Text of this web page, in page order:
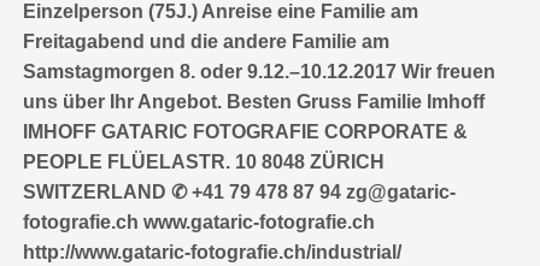
E-Mail-Adresse (wird nicht veröffentlicht)
Hiermit akzeptiere ich dieAGB.
Einzelperson (75J.) Anreise eine Familie am
Freitagabend und die andere Familie am
Samstagmorgen 8. oder 9.12.–10.12.2017 Wir freuen
uns über Ihr Angebot. Besten Gruss Familie Imhoff
IMHOFF GATARIC FOTOGRAFIE CORPORATE &
PEOPLE FLÜELASTR. 10 8048 ZÜRICH
SWITZERLAND ✆ +41 79 478 87 94 zg@gataric-
fotografie.ch www.gataric-fotografie.ch
http://www.gataric-fotografie.ch/industrial/